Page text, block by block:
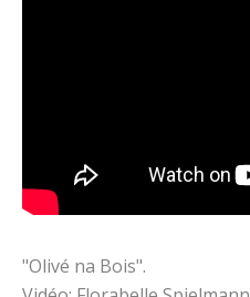
"Olivé na Bois".